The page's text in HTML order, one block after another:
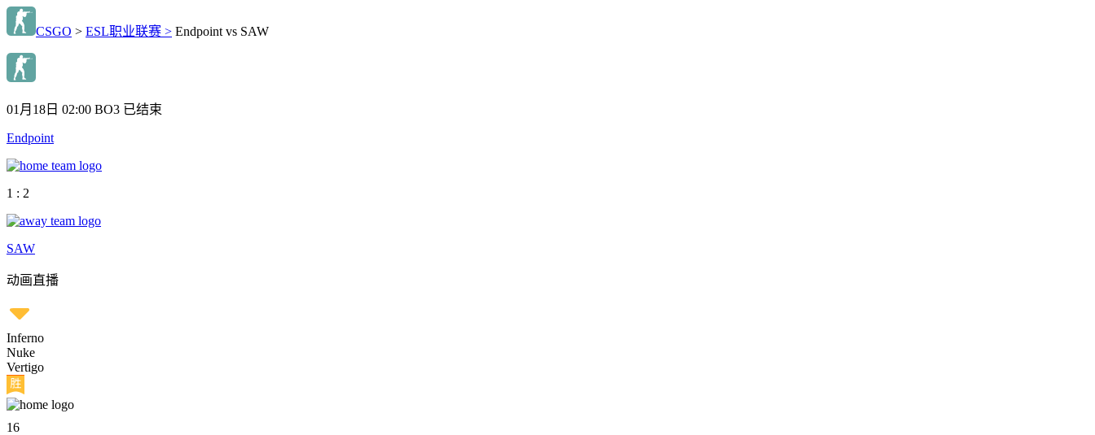
CSGO > ESL职业联赛 > Endpoint vs SAW
01月18日 02:00 BO3 已结束
Endpoint
1 : 2
SAW
动画直播
Inferno
Nuke
Vertigo
16